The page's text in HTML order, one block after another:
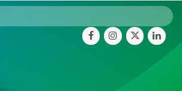
facebookinstagram
twitter